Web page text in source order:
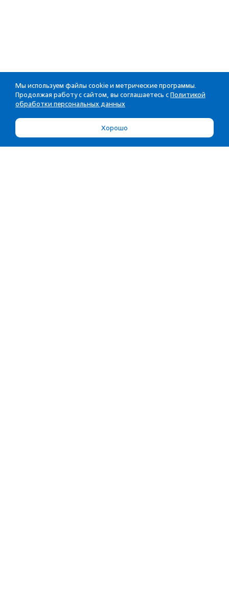
Мы используем файлы cookie и метрические программы.
Продолжая работу с сайтом, вы соглашаетесь с Политикой
обработки персональных данных
Хорошо